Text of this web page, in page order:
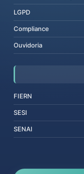
LGPD
Compliance
Ouvidoria
FIERN
SESI
SENAI